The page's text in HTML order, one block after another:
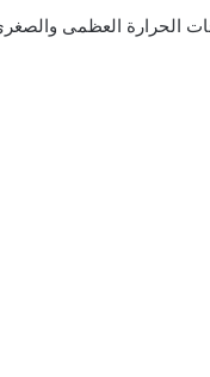
الحرارة العظمى والصغرى